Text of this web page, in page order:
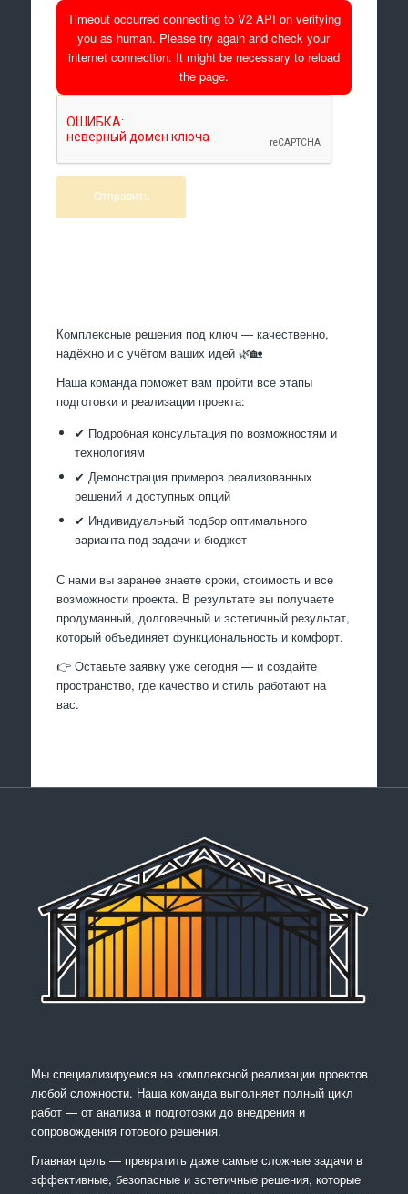
Timeout occurred connecting to V2 API on verifying
you as human. Please try again and check your
internet connection. It might be necessary to reload
the page.
Комплексные решения под ключ — качественно,
надёжно и с учётом ваших идей 🌿🏡
Наша команда поможет вам пройти все этапы
подготовки и реализации проекта:
✔ Подробная консультация по возможностям и
технологиям
✔ Демонстрация примеров реализованных
решений и доступных опций
✔ Индивидуальный подбор оптимального
варианта под задачи и бюджет
С нами вы заранее знаете сроки, стоимость и все
возможности проекта. В результате вы получаете
продуманный, долговечный и эстетичный результат,
который объединяет функциональность и комфорт.
👉 Оставьте заявку уже сегодня — и создайте
пространство, где качество и стиль работают на
вас.
Мы специализируемся на комплексной реализации проектов
любой сложности. Наша команда выполняет полный цикл
работ — от анализа и подготовки до внедрения и
сопровождения готового решения.
Главная цель — превратить даже самые сложные задачи в
эффективные, безопасные и эстетичные решения, которые